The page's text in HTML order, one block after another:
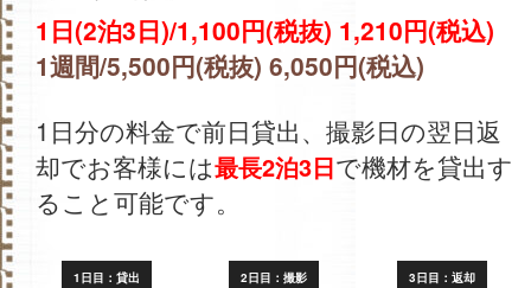
1日(2泊3日)/1,100円(税抜) 1,210円(税込)
1週間/5,500円(税抜) 6,050円(税込)
1日分の料金で前日貸出、撮影日の翌日返
却でお客様には最長2泊3日で機材を貸出す
ること可能です。
1日目：貸出
2日目：撮影
3日目：返却